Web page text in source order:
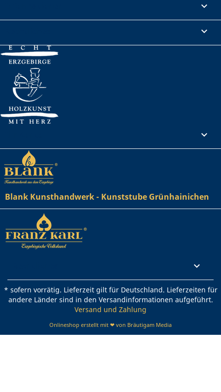



Blank Kunsthandwerk - Kunststube Grünhainichen

* sofern vorrätig. Lieferzeit gilt für Deutschland. Lieferzeiten für
andere Länder sind in den Versandinformationen aufgeführt.
Versand und Zahlung
Onlineshop erstellt mit ❤ von Bräutigam Media